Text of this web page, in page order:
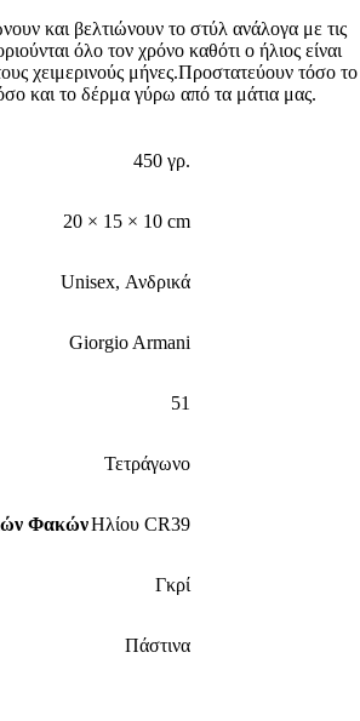
και βελτιώνουν το στύλ ανάλογα με τις
όλο τον χρόνο καθότι ο ήλιος είναι
χειμερινούς μήνες.Προστατεύουν τόσο το
και το δέρμα γύρω από τα μάτια μας.
450 γρ.
20 × 15 × 10 cm
Unisex, Ανδρικά
Giorgio Armani
51
Τετράγωνο
ΦακώνΗλίου CR39
Γκρί
Πάστινα